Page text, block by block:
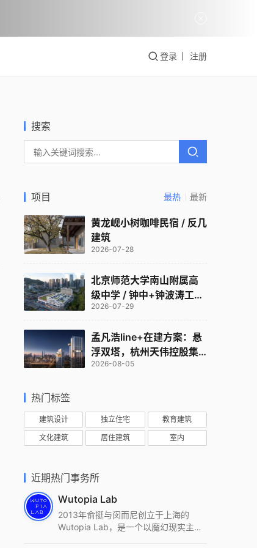
登录 注册
搜索
项目 最热 最新
黄龙岘小树咖啡民宿 / 反几
建筑
2026-07-28
北京师范大学南山附属高
级中学 / 钟中+钟波涛工作
室
2026-07-29
孟凡浩line+在建方案：悬
浮双塔，杭州天伟控股集
团总部
2026-08-05
热门标签
建筑设计 独立住宅 教育建筑
文化建筑 居住建筑 室内
近期热门事务所
Wutopia Lab
2013年俞挺与闵而尼创立于上海的
Wutopia Lab，是一个以魔幻现实主